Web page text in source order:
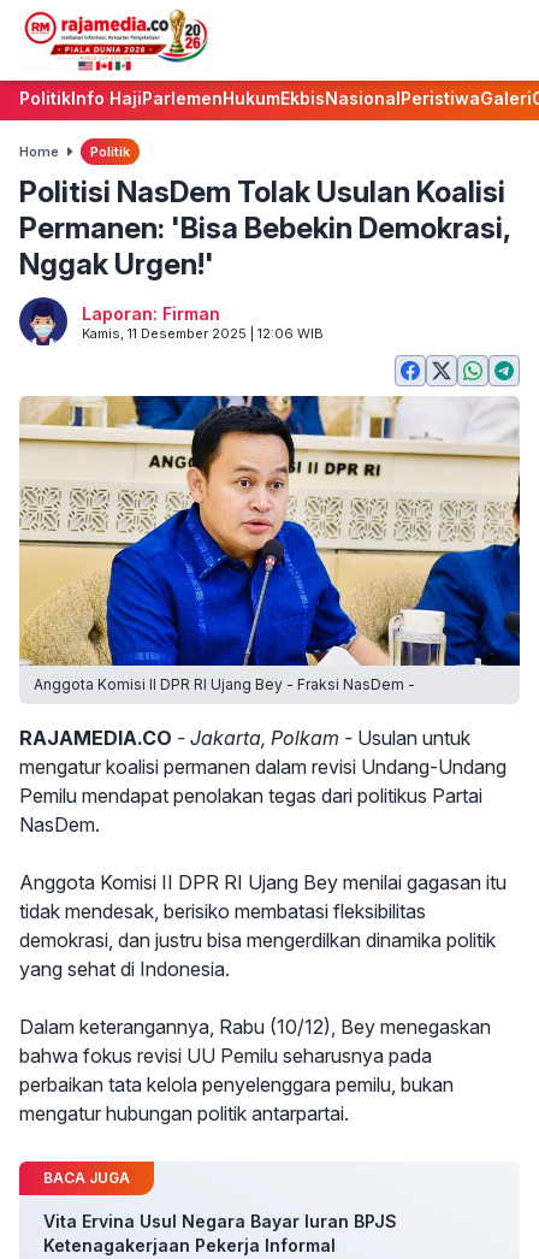
PolitikInfo HajiParlemenHukumEkbisNasionalPeristiwaGaleri
Home Politik
Politisi NasDem Tolak Usulan Koalisi
Permanen: 'Bisa Bebekin Demokrasi,
Nggak Urgen!'
Laporan: Firman
Kamis, 11 Desember 2025 | 12:06 WIB
Anggota Komisi II DPR RI Ujang Bey - Fraksi NasDem -
RAJAMEDIA.CO - Jakarta, Polkam - Usulan untuk
mengatur koalisi permanen dalam revisi Undang-Undang
Pemilu mendapat penolakan tegas dari politikus Partai
NasDem.
Anggota Komisi II DPR RI Ujang Bey menilai gagasan itu
tidak mendesak, berisiko membatasi fleksibilitas
demokrasi, dan justru bisa mengerdilkan dinamika politik
yang sehat di Indonesia.
Dalam keterangannya, Rabu (10/12), Bey menegaskan
bahwa fokus revisi UU Pemilu seharusnya pada
perbaikan tata kelola penyelenggara pemilu, bukan
mengatur hubungan politik antarpartai.
BACA JUGA
Vita Ervina Usul Negara Bayar Iuran BPJS
Ketenagakerjaan Pekerja Informal